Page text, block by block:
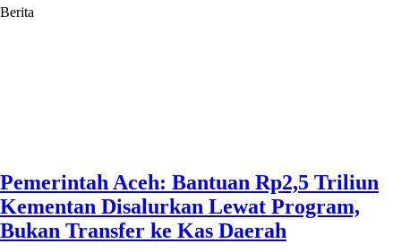
Berita
Pemerintah Aceh: Bantuan Rp2,5 Triliun
Kementan Disalurkan Lewat Program,
Bukan Transfer ke Kas Daerah